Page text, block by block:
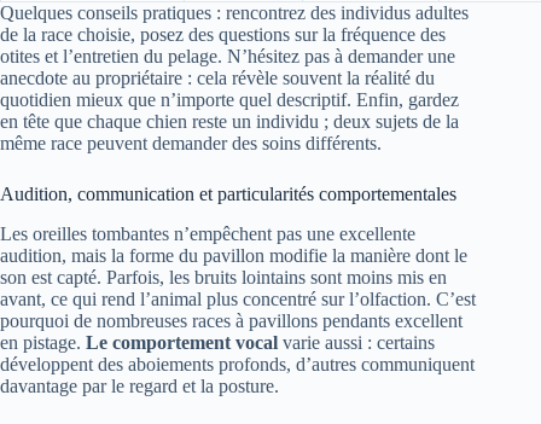
Quelques conseils pratiques : rencontrez des individus adultes
de la race choisie, posez des questions sur la fréquence des
otites et l’entretien du pelage. N’hésitez pas à demander une
anecdote au propriétaire : cela révèle souvent la réalité du
quotidien mieux que n’importe quel descriptif. Enfin, gardez
en tête que chaque chien reste un individu ; deux sujets de la
même race peuvent demander des soins différents.
Audition, communication et particularités comportementales
Les oreilles tombantes n’empêchent pas une excellente
audition, mais la forme du pavillon modifie la manière dont le
son est capté. Parfois, les bruits lointains sont moins mis en
avant, ce qui rend l’animal plus concentré sur l’olfaction. C’est
pourquoi de nombreuses races à pavillons pendants excellent
en pistage. Le comportement vocal varie aussi : certains
développent des aboiements profonds, d’autres communiquent
davantage par le regard et la posture.